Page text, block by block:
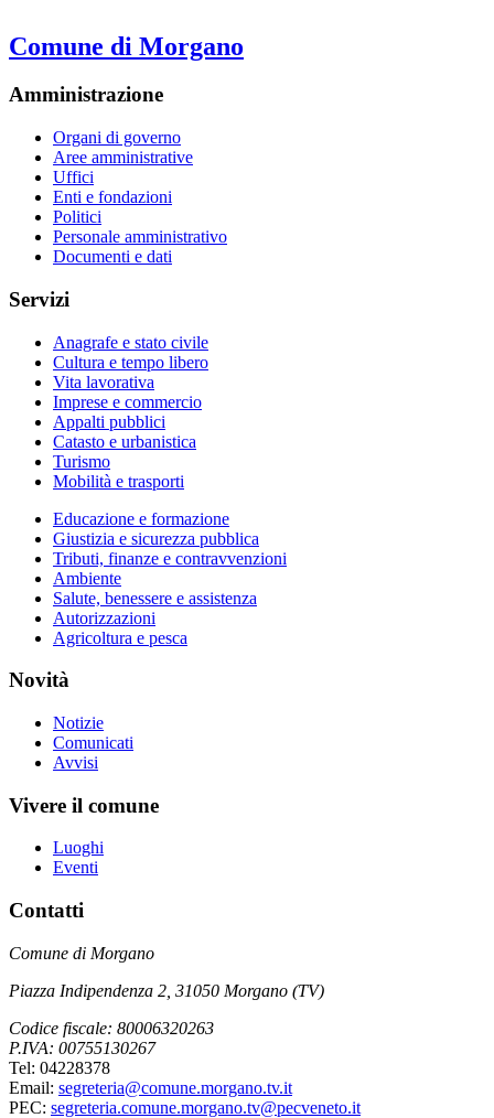
Comune di Morgano
Amministrazione
Organi di governo
Aree amministrative
Uffici
Enti e fondazioni
Politici
Personale amministrativo
Documenti e dati
Servizi
Anagrafe e stato civile
Cultura e tempo libero
Vita lavorativa
Imprese e commercio
Appalti pubblici
Catasto e urbanistica
Turismo
Mobilità e trasporti
Educazione e formazione
Giustizia e sicurezza pubblica
Tributi, finanze e contravvenzioni
Ambiente
Salute, benessere e assistenza
Autorizzazioni
Agricoltura e pesca
Novità
Notizie
Comunicati
Avvisi
Vivere il comune
Luoghi
Eventi
Contatti
Comune di Morgano
Piazza Indipendenza 2, 31050 Morgano (TV)
Codice fiscale: 80006320263
P.IVA: 00755130267
Tel: 04228378
Email: segreteria@comune.morgano.tv.it
PEC: segreteria.comune.morgano.tv@pecveneto.it